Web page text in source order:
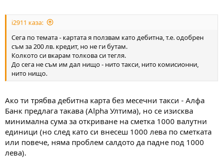
i2911 каза:
Сега по темата - картата я ползвам като дебитна, т.е. одобрен
съм за 200 лв. кредит, но не ги бутам.
Колкото си вкарам толкова си тегля.
До сега не съм им дал нищо - нито такси, нито комисионни,
нито нищо.
Ако ти трябва дебитна карта без месечни такси - Алфа
Банк предлага такава (Alpha Ултима), но се изисква
минимална сума за откриване на сметка 1000 валутни
единици (но след като си внесеш 1000 лева по сметката
или повече, няма проблем салдото да падне под 1000
лева).